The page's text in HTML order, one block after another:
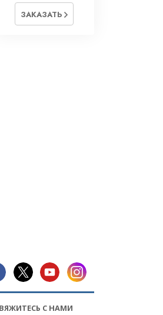
с общественностью
ЗАКАЗАТЬ
С НАМИ